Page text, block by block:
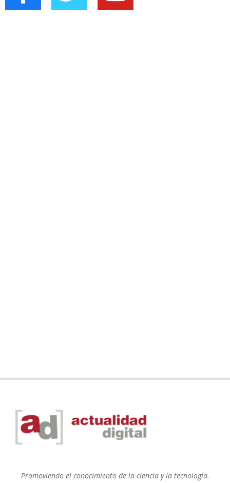
Promoviendo el conocimiento de la ciencia y la tecnología.